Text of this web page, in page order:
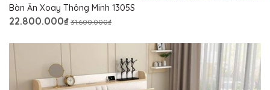
Bàn Ăn Xoay Thông Minh 1305S
22.800.000₫ 31.600.000₫